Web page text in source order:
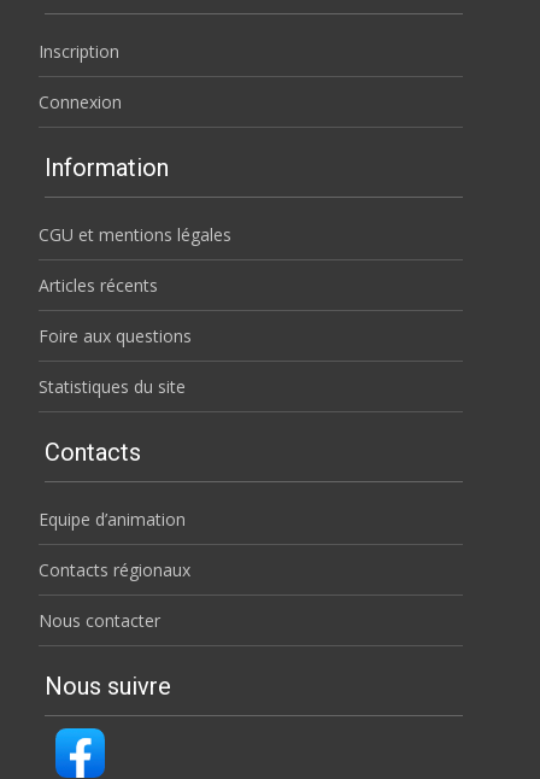
Inscription
Connexion
Information
CGU et mentions légales
Articles récents
Foire aux questions
Statistiques du site
Contacts
Equipe d’animation
Contacts régionaux
Nous contacter
Nous suivre